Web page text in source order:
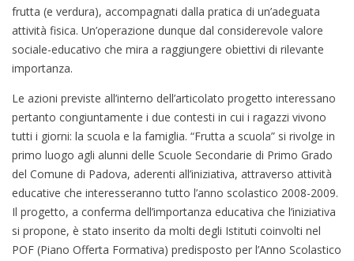
frutta (e verdura), accompagnati dalla pratica di un’adeguata
attività fisica. Un’operazione dunque dal considerevole valore
sociale-educativo che mira a raggiungere obiettivi di rilevante
importanza.
Le azioni previste all’interno dell’articolato progetto interessano
pertanto congiuntamente i due contesti in cui i ragazzi vivono
tutti i giorni: la scuola e la famiglia. “Frutta a scuola” si rivolge in
primo luogo agli alunni delle Scuole Secondarie di Primo Grado
del Comune di Padova, aderenti all’iniziativa, attraverso attività
educative che interesseranno tutto l’anno scolastico 2008-2009.
Il progetto, a conferma dell’importanza educativa che l’iniziativa
si propone, è stato inserito da molti degli Istituti coinvolti nel
POF (Piano Offerta Formativa) predisposto per l’Anno Scolastico